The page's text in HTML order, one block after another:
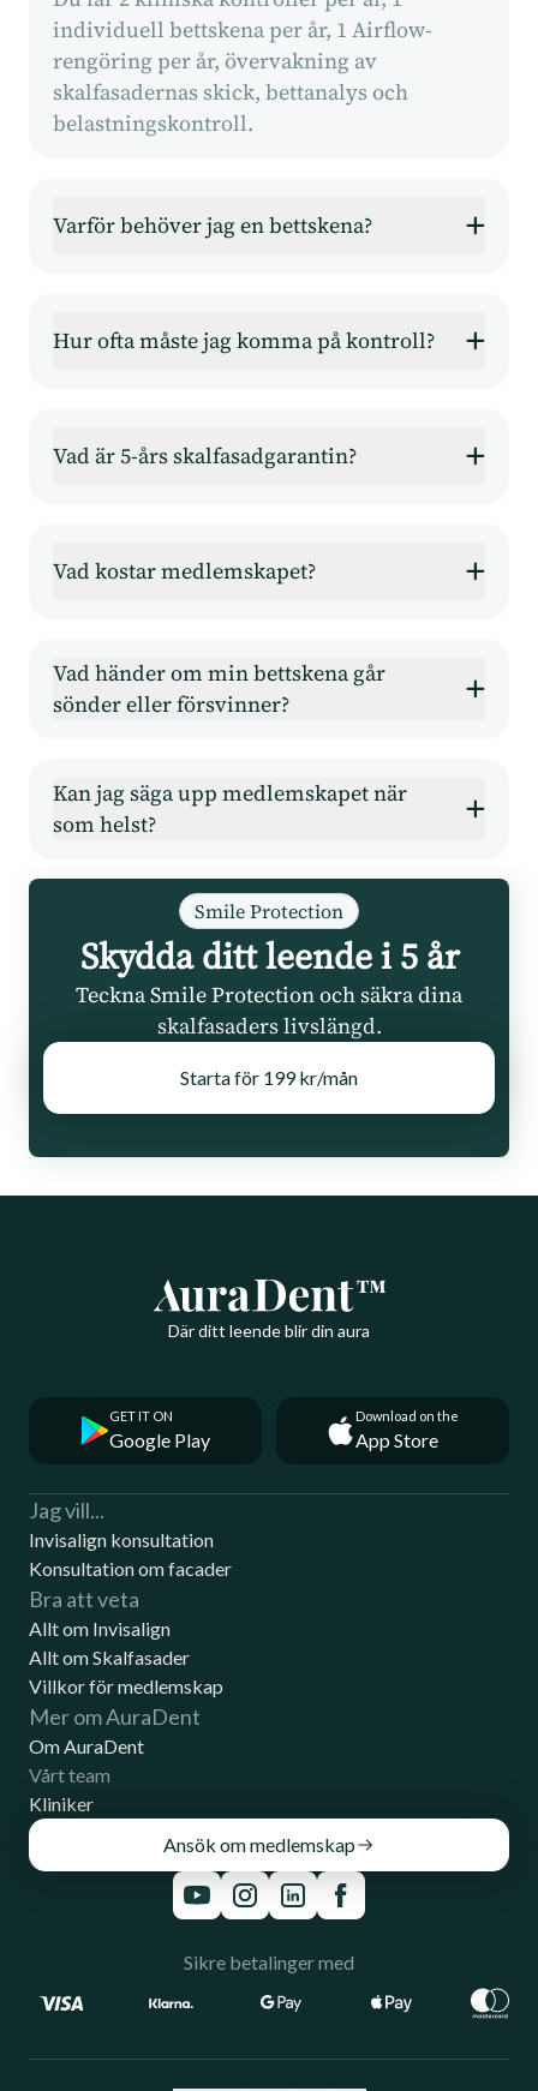
individuell bettskena per år, 1 Airflow-
rengöring per år, övervakning av
skalfasadernas skick, bettanalys och
belastningskontroll.
Varför behöver jag en bettskena?
Hur ofta måste jag komma på kontroll?
Vad är 5-års skalfasadgarantin?
Vad kostar medlemskapet?
Vad händer om min bettskena går
sönder eller försvinner?
Kan jag säga upp medlemskapet när
som helst?
Smile Protection
Skydda ditt leende i 5 år
Teckna Smile Protection och säkra dina
skalfasaders livslängd.
Starta för 199 kr/mån
Där ditt leende blir din aura
GET IT ON
Google Play
Download on the
App Store
Jag vill...
Invisalign konsultation
Konsultation om facader
Bra att veta
Allt om Invisalign
Allt om Skalfasader
Villkor för medlemskap
Mer om AuraDent
Om AuraDent
Vårt team
Kliniker
Ansök om medlemskap
Sikre betalinger med